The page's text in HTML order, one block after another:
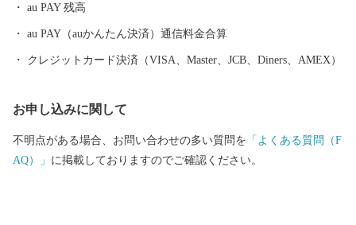
au PAY 残高
au PAY（auかんたん決済）通信料金合算
クレジットカード決済（VISA、Master、JCB、Diners、AMEX）
お申し込みに関して
不明点がある場合、お問い合わせの多い質問を 「よくある質問（F
AQ）」 に掲載しておりますのでご確認ください。